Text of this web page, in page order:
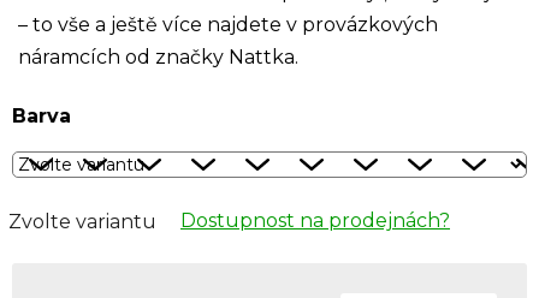
– to vše a ještě více najdete v provázkových
náramcích od značky Nattka.
Barva
Zvolte variantu Dostupnost na prodejnách?